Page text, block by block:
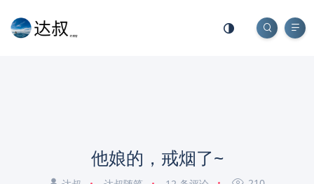
他娘的，戒烟了~